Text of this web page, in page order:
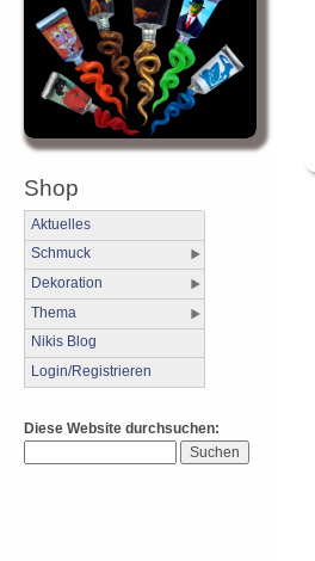
Shop
Aktuelles
Schmuck
Dekoration
Thema
Nikis Blog
Login/Registrieren
Diese Website durchsuchen: